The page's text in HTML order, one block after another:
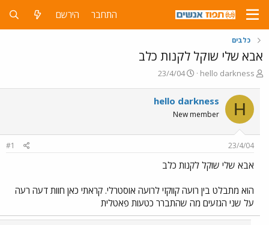
התחבר הירשם
כלבים
אבא שלי שוקל לקנות כלב
פ
ח
ה
ו
ש
hello darkness
פ
ס
ם
ת
י
23/4/04
H
hello darkness
New member
23/4/04
#1
אבא שלי שוקל לקנות כלב
הוא מתבלט בין רועה קווקזי לרועה אוסטרלי. קראתי כאן חוות דעה רעה
על שני הגזעים מה שהתברר כטעות פאטלית